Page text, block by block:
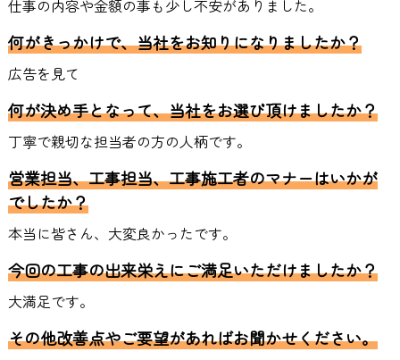
仕事の内容や金額の事も少し不安がありました。
何がきっかけで、当社をお知りになりましたか？
広告を見て
何が決め手となって、当社をお選び頂けましたか？
丁寧で親切な担当者の方の人柄です。
営業担当、工事担当、工事施工者のマナーはいかが
でしたか？
本当に皆さん、大変良かったです。
今回の工事の出来栄えにご満足いただけましたか？
大満足です。
その他改善点やご要望があればお聞かせください。